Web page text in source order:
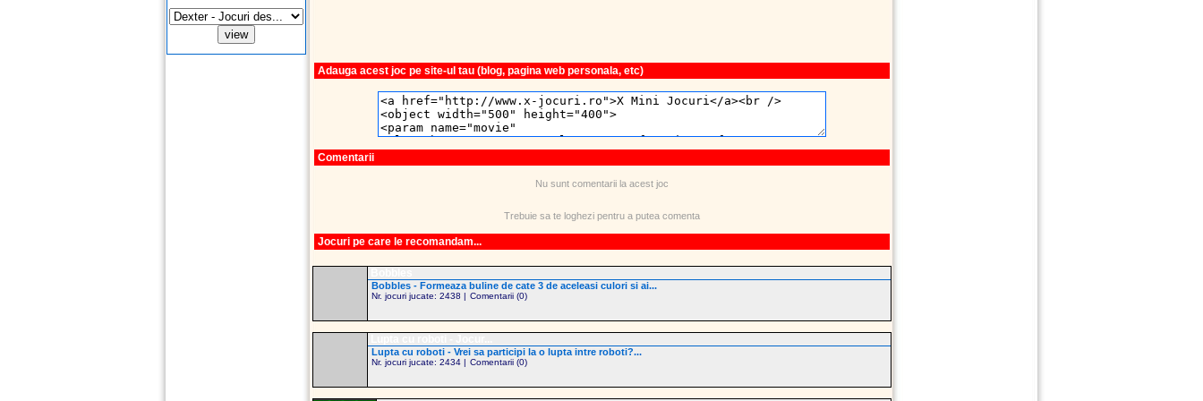
Adauga acest joc pe site-ul tau (blog, pagina web personala, etc)
Comentarii
Nu sunt comentarii la acest joc
Trebuie sa te loghezi pentru a putea comenta
Jocuri pe care le recomandam...
Bobbles - Formeaza buline de cate 3 de aceleasi culori si ai...
Nr. jocuri jucate: 2438 | Comentarii (0)
Lupta cu roboti - Vrei sa participi la o lupta intre roboti?...
Nr. jocuri jucate: 2434 | Comentarii (0)